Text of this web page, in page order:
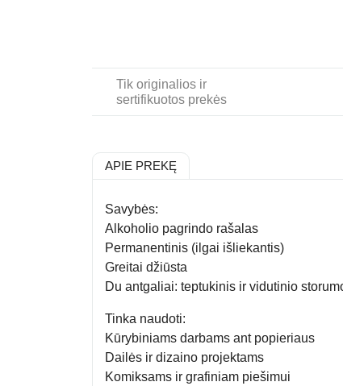
Tik originalios ir
sertifikuotos prekės
APIE PREKĘ
Savybės:
Alkoholio pagrindo rašalas
Permanentinis (ilgai išliekantis)
Greitai džiūsta
Du antgaliai: teptukinis ir vidutinio
Tinka naudoti:
Kūrybiniams darbams ant popieriaus
Dailės ir dizaino projektams
Komiksams ir grafiniam piešimui